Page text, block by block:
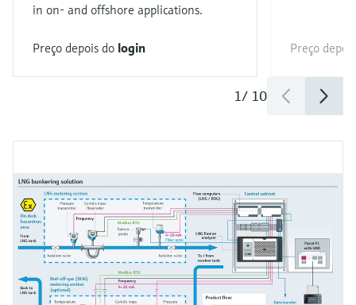
in on- and offshore applications.
Preço depois do login Preço
1/ 10